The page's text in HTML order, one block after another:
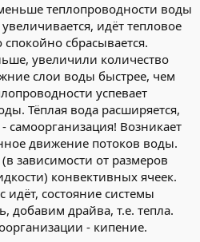
теплопроводности воды
идёт тепловое
сбрасывается.
увеличили количество
слои воды быстрее, чем
успевает
Тёплая вода расширяется,
самоорганизация! Возникает
движение потоков воды.
зависимости от размеров
конвективных ячеек.
идёт, состояние системы
добавим драйва, т.е. тепла.
- кипение.